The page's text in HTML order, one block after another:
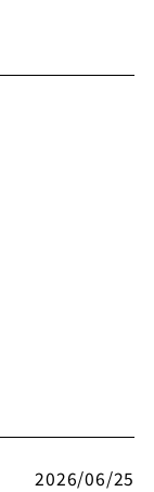
2026/06/25